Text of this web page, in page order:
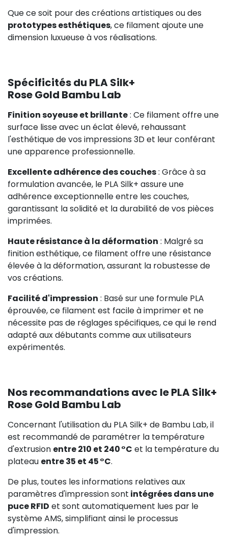
Que ce soit pour des créations artistiques ou des
prototypes esthétiques, ce filament ajoute une
dimension luxueuse à vos réalisations.
Spécificités du PLA Silk+
Rose Gold Bambu Lab
Finition soyeuse et brillante: Ce filament offre une
surface lisse avec un éclat élevé, rehaussant
l'esthétique de vos impressions 3D et leur conférant
une apparence professionnelle.
Excellente adhérence des couches: Grâce à sa
formulation avancée, le PLA Silk+ assure une
adhérence exceptionnelle entre les couches,
garantissant la solidité et la durabilité de vos pièces
imprimées.
Haute résistance à la déformation : Malgré sa
finition esthétique, ce filament offre une résistance
élevée à la déformation, assurant la robustesse de
vos créations.
Facilité d'impression : Basé sur une formule PLA
éprouvée, ce filament est facile à imprimer et ne
nécessite pas de réglages spécifiques, ce qui le rend
adapté aux débutants comme aux utilisateurs
expérimentés.
Nos recommandations avec le PLA Silk+
Rose Gold Bambu Lab
Concernant l'utilisation du PLA Silk+ de Bambu Lab, il
est recommandé de paramétrer la température
d'extrusion entre 210 et 240 °C et la température du
plateau entre 35 et 45 °C.
De plus, toutes les informations relatives aux
paramètres d'impression sont intégrées dans une
puce RFID et sont automatiquement lues par le
système AMS, simplifiant ainsi le processus
d'impression.